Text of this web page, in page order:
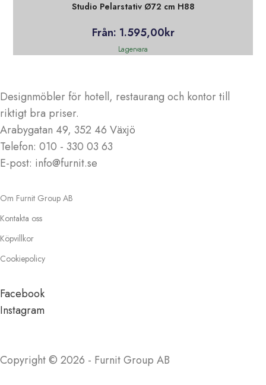
Studio Pelarstativ Ø72 cm H88
Från: 1.595,00kr
Lagervara
Designmöbler för hotell, restaurang och kontor till
riktigt bra priser.
Arabygatan 49, 352 46 Växjö
Telefon: 010 - 330 03 63
E-post: info@furnit.se
Om Furnit Group AB
Kontakta oss
Köpvillkor
Cookiepolicy
Facebook
Instagram
Copyright © 2026 - Furnit Group AB